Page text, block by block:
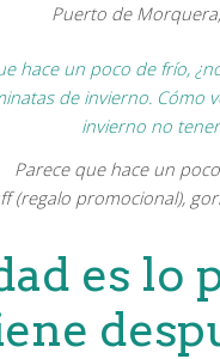
Puerto de
Parece que hace un
(regalo promocional),
es lo